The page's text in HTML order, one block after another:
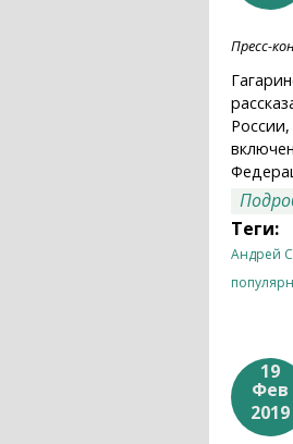
Пресс-
Теги:
Андрей
19
Фев
2019